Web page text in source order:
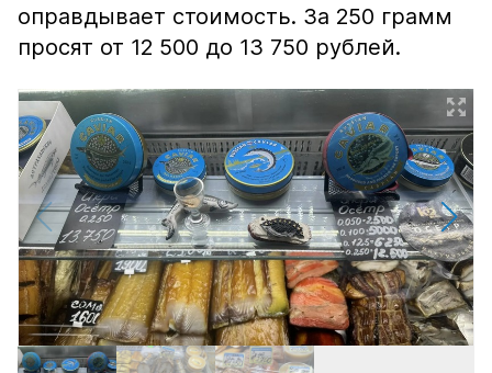
оправдывает стоимость. За 250 грамм
просят от 12 500 до 13 750 рублей.